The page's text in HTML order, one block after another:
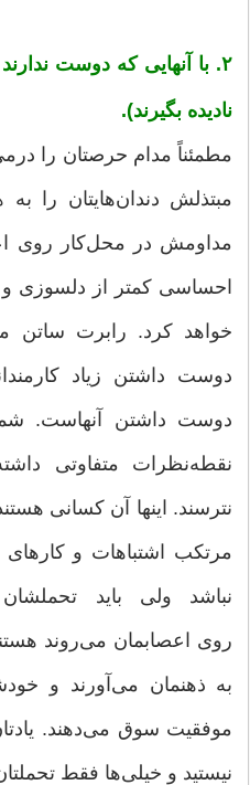
۲. با آنهایی که دوست ندارند
نادیده بگیرند).
مطمئناً مدام حرصتان را
مبتذلش دندان‌هایتان را
مداومش در محل‌کار روی
احساسی کمتر از دلسوزی
خواهد کرد. رابرت ساتن
دوست داشتن زیاد
دوست داشتن آنهاست.
نقطه‌نظرات متفاوتی
نترسند. اینها آن کسانی
مرتکب اشتباهات و
نباشد ولی باید
روی اعصابمان می‌روند
به ذهنمان می‌آورند و
موفقیت سوق می‌دهند.
نیستید و خیلی‌ها فقط